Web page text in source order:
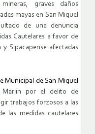
graves daños
mayas en San Miguel
de una denuncia
Cautelares a favor de
Sipacapense afectadas
Municipal de San Miguel
por el delito de
trabajos forzosos a las
las medidas cautelares